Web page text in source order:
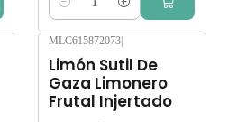
Cantidad
MLC615872073
Limón Sutil De
Gaza Limonero
Frutal Injertado